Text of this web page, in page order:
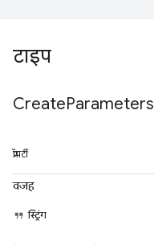
टाइप
CreateParameters
प्रॉपर्टी
वजह
स्ट्रिंग